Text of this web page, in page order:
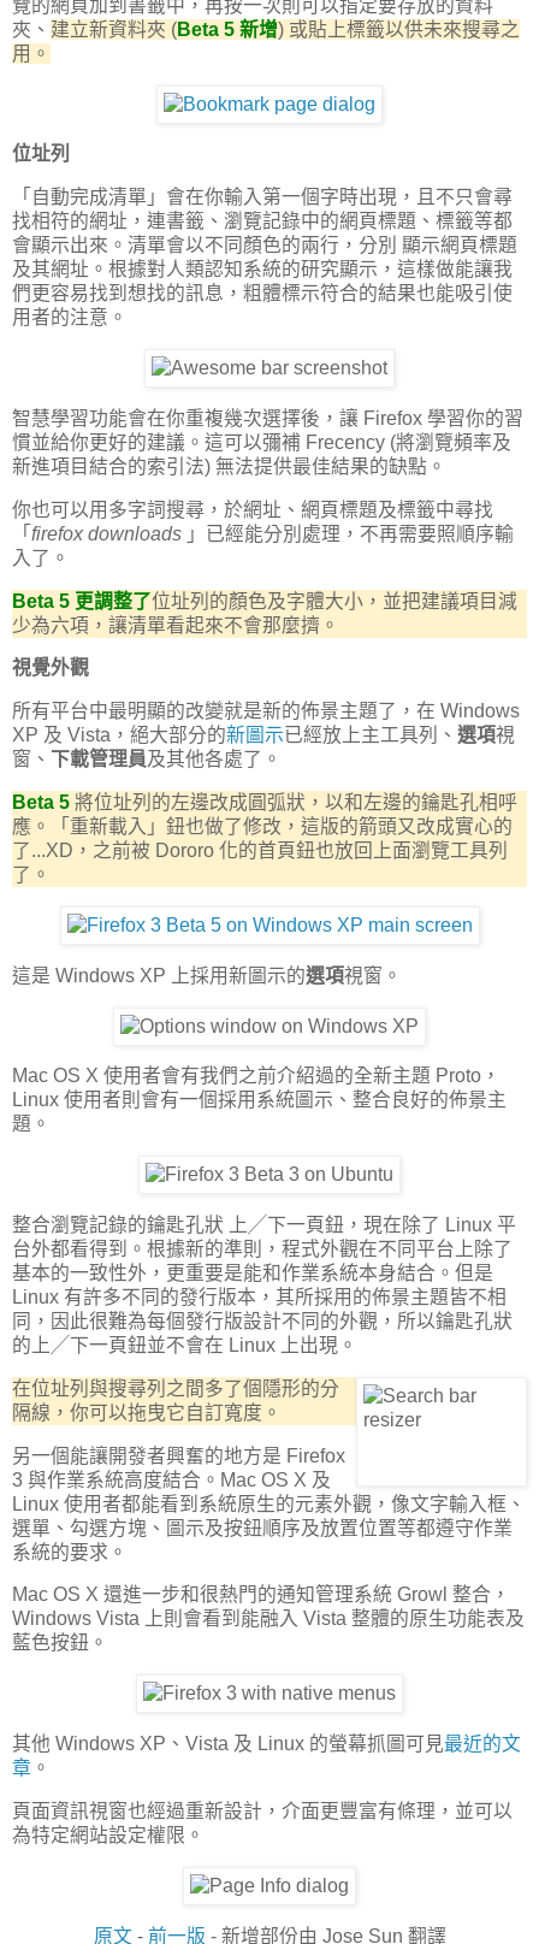
覽的網頁加到書籤中，再按一次則可以指定要存放的資料
夾、 建立新資料夾 (Beta 5 新增) 或貼上標籤以供未來搜尋之
用。
位址列
「自動完成清單」會在你輸入第一個字時出現，且不只會尋
找相符的網址，連書籤、瀏覽記錄中的網頁標題、標籤等都
會顯示出來。清單會以不同顏色的兩行，分別 顯示網頁標題
及其網址。根據對人類認知系統的研究顯示，這樣做能讓我
們更容易找到想找的訊息，粗體標示符合的結果也能吸引使
用者的注意。
智慧學習功能會在你重複幾次選擇後，讓 Firefox 學習你的習
慣並給你更好的建議。這可以彌補 Frecency (將瀏覽頻率及
新進項目結合的索引法) 無法提供最佳結果的缺點。
你也可以用多字詞搜尋，於網址、網頁標題及標籤中尋找
「 firefox downloads 」已經能分別處理，不再需要照順序輸
入了。
Beta 5 更調整了位址列的顏色及字體大小，並把建議項目減
少為六項，讓清單看起來不會那麼擠。
視覺外觀
所有平台中最明顯的改變就是新的佈景主題了，在 Windows
XP 及 Vista，絕大部分的新圖示已經放上主工具列、 選項視
窗、 下載管理員及其他各處了。
Beta 5 將位址列的左邊改成圓弧狀，以和左邊的鑰匙孔相呼
應。「重新載入」鈕也做了修改，這版的箭頭又改成實心的
了...XD，之前被 Dororo 化的首頁鈕也放回上面瀏覽工具列
了。
這是 Windows XP 上採用新圖示的選項視窗。
Mac OS X 使用者會有我們之前介紹過的全新主題 Proto，
Linux 使用者則會有一個採用系統圖示、整合良好的佈景主
題。
整合瀏覽記錄的鑰匙孔狀 上╱下一頁鈕，現在除了 Linux 平
台外都看得到。根據新的準則，程式外觀在不同平台上除了
基本的一致性外，更重要是能和作業系統本身結合。但是
Linux 有許多不同的發行版本，其所採用的佈景主題皆不相
同，因此很難為每個發行版設計不同的外觀，所以鑰匙孔狀
的上╱下一頁鈕並不會在 Linux 上出現。
在位址列與搜尋列之間多了個隱形的分
隔線，你可以拖曳它自訂寬度。
另一個能讓開發者興奮的地方是 Firefox
3 與作業系統高度結合。Mac OS X 及
Linux 使用者都能看到系統原生的元素外觀，像文字輸入框、
選單、勾選方塊、圖示及按鈕順序及放置位置等都遵守作業
系統的要求。
Mac OS X 還進一步和很熱門的通知管理系統 Growl 整合，
Windows Vista 上則會看到能融入 Vista 整體的原生功能表及
藍色按鈕。
其他 Windows XP、Vista 及 Linux 的螢幕抓圖可見最近的文
章 。
頁面資訊視窗也經過重新設計，介面更豐富有條理，並可以
為特定網站設定權限。
原文 - 前一版 - 新增部份由 Jose Sun 翻譯